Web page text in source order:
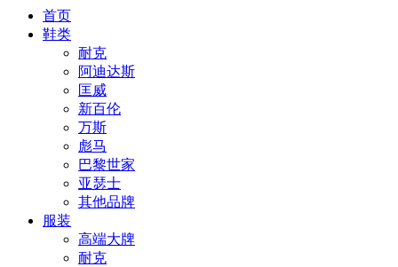
首页
鞋类
耐克
阿迪达斯
匡威
新百伦
万斯
彪马
巴黎世家
亚瑟士
其他品牌
服装
高端大牌
耐克